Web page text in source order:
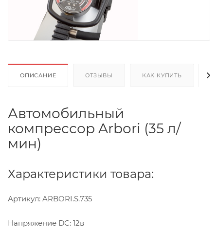
ОПИСАНИЕ ОТЗЫВЫ КАК КУПИТЬ
Автомобильный
компрессор Arbori (35 л/
мин)
Характеристики товара:
Артикул: ARBORI.S.735
Напряжение DC: 12в